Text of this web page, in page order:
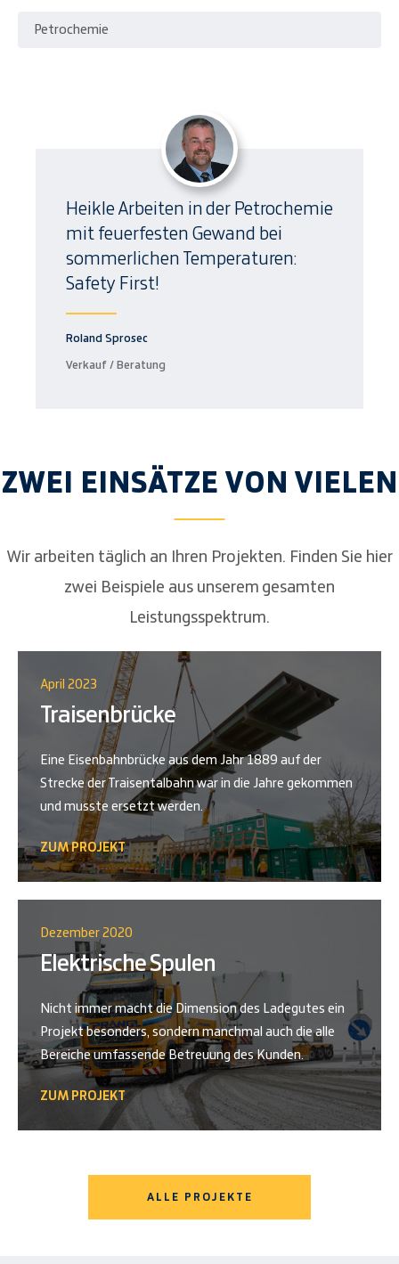
Petrochemie
Heikle Arbeiten in der Petrochemie
mit feuerfesten Gewand bei
sommerlichen Temperaturen:
Safety First!
Roland Sprosec
Verkauf / Beratung
ZWEI EINSÄTZE VON VIELEN
Wir arbeiten täglich an Ihren Projekten. Finden Sie hier
zwei Beispiele aus unserem gesamten
Leistungsspektrum.
April 2023
Traisenbrücke
Eine Eisenbahnbrücke aus dem Jahr 1889 auf der
Strecke der Traisentalbahn war in die Jahre gekommen
und musste ersetzt werden.
ZUM PROJEKT
Dezember 2020
Elektrische Spulen
Nicht immer macht die Dimension des Ladegutes ein
Projekt besonders, sondern manchmal auch die alle
Bereiche umfassende Betreuung des Kunden.
ZUM PROJEKT
ALLE PROJEKTE